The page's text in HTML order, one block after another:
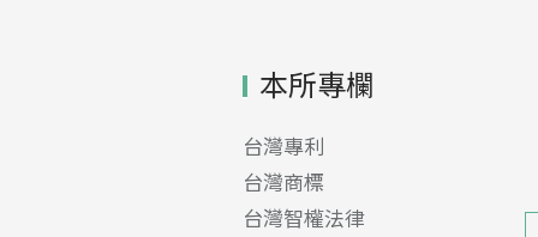
本所專欄
台灣專利
台灣商標
台灣智權法律